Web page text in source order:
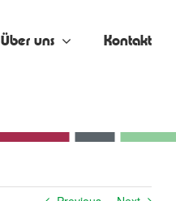
Über uns Kontakt